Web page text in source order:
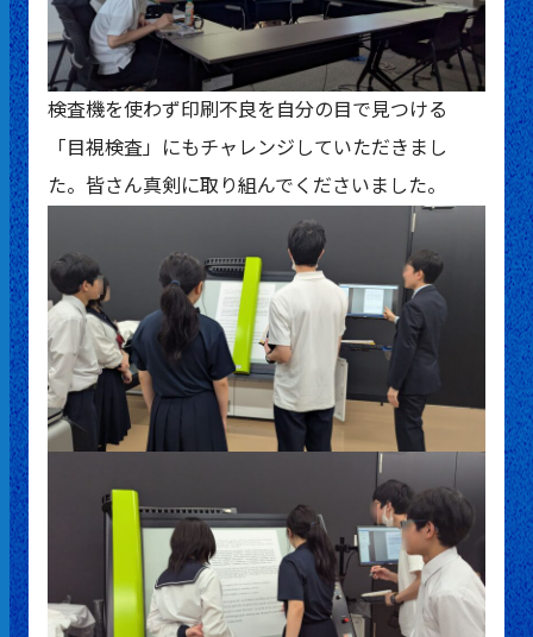
検査機を使わず印刷不良を自分の目で見つける
「目視検査」にもチャレンジしていただきまし
た。皆さん真剣に取り組んでくださいました。